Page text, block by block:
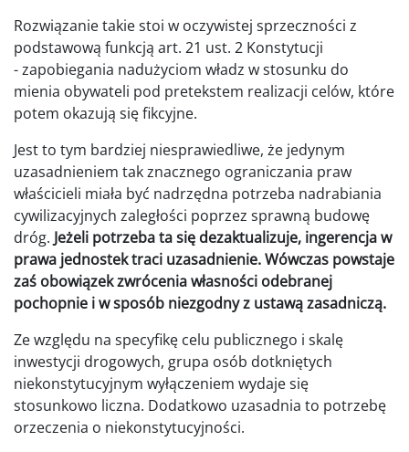
Rozwiązanie takie stoi w oczywistej sprzeczności z
podstawową funkcją art. 21 ust. 2 Konstytucji
- zapobiegania nadużyciom władz w stosunku do
mienia obywateli pod pretekstem realizacji celów, które
potem okazują się fikcyjne.
Jest to tym bardziej niesprawiedliwe, że jedynym
uzasadnieniem tak znacznego ograniczania praw
właścicieli miała być nadrzędna potrzeba nadrabiania
cywilizacyjnych zaległości poprzez sprawną budowę
dróg. Jeżeli potrzeba ta się dezaktualizuje, ingerencja w
prawa jednostek traci uzasadnienie. Wówczas powstaje
zaś obowiązek zwrócenia własności odebranej
pochopnie i w sposób niezgodny z ustawą zasadniczą.
Ze względu na specyfikę celu publicznego i skalę
inwestycji drogowych, grupa osób dotkniętych
niekonstytucyjnym wyłączeniem wydaje się
stosunkowo liczna. Dodatkowo uzasadnia to potrzebę
orzeczenia o niekonstytucyjności.